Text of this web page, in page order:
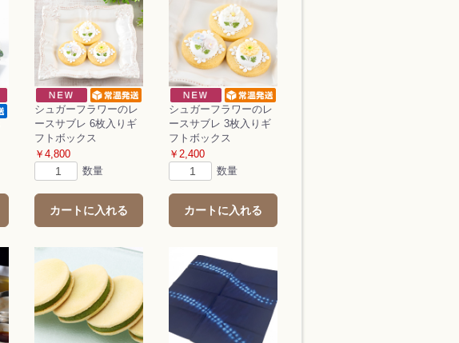
シュガーフラワーのレ
ースサブレ 6枚入りギ
フトボックス
￥4,800
数量
カートに入れる
シュガーフラワーのレ
ースサブレ 3枚入りギ
フトボックス
￥2,400
数量
カートに入れる